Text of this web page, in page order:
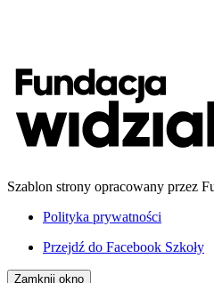
Szablon strony opracowany przez
Polityka prywatności
Przejdź do Facebook Szkoły
Zamknij okno